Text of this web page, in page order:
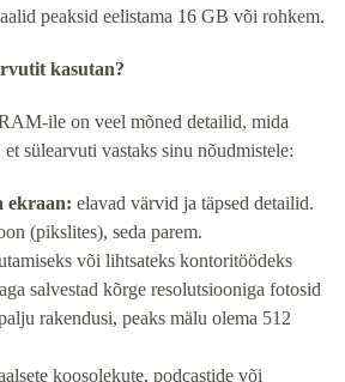
peaksid eelistama 16 GB või rohkem.
kasutan?
ile on veel mõned detailid, mida
sülearvuti vastaks sinu nõudmistele:
ekraan: elavad värvid ja täpsed detailid.
(pikslites), seda parem.
või lihtsateks kontoritöödeks
salvestad kõrge resolutsiooniga fotosid
rakendusi, peaks mälu olema 512
koosolekute, podcastide või